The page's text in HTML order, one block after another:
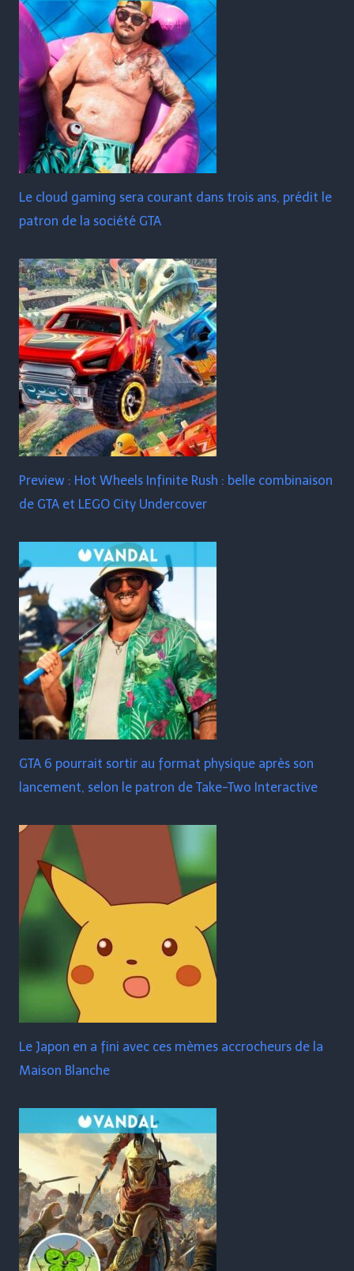
Le cloud gaming sera courant dans trois ans, prédit le
patron de la société GTA
Preview : Hot Wheels Infinite Rush : belle combinaison
de GTA et LEGO City Undercover
GTA 6 pourrait sortir au format physique après son
lancement, selon le patron de Take-Two Interactive
Le Japon en a fini avec ces mèmes accrocheurs de la
Maison Blanche